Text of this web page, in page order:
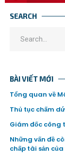
SEARCH
BÀI VIẾT MỚI
Tổng quan về
Thủ tục chấm
Giám đốc công
Những vấn đề
chấp tài sản